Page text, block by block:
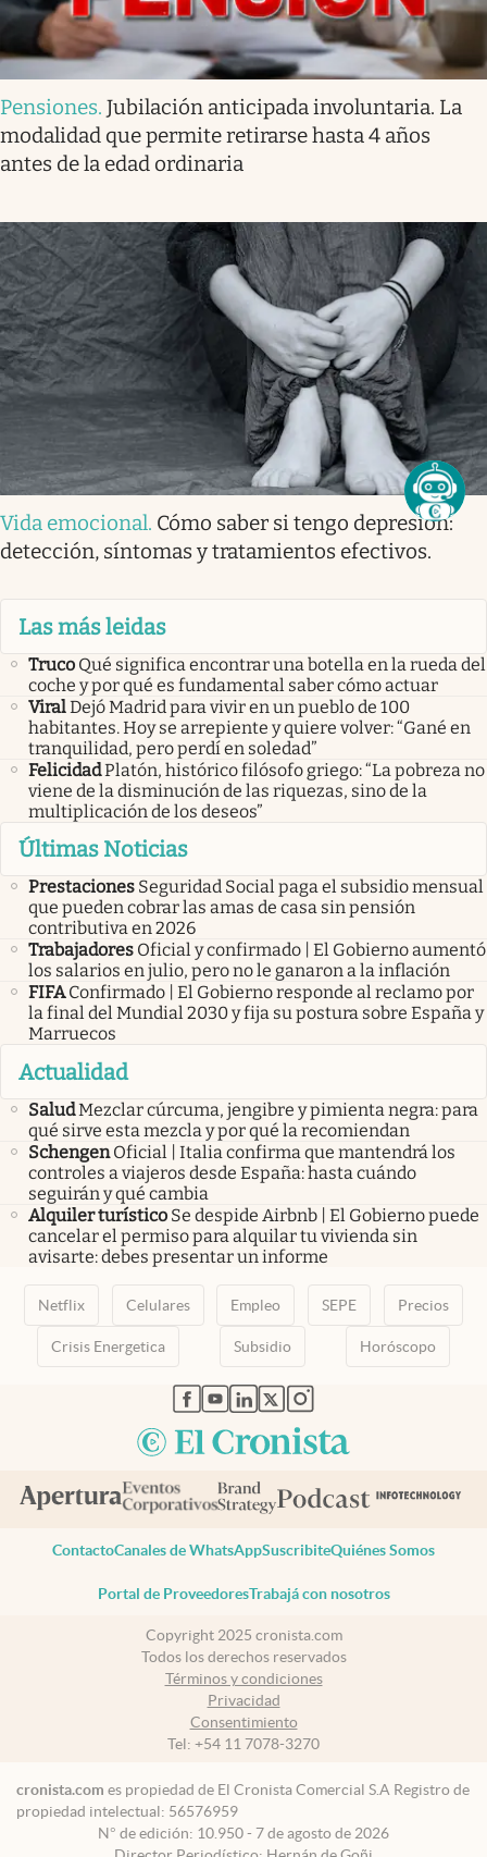
Pensiones. Jubilación anticipada involuntaria. La
modalidad que permite retirarse hasta 4 años
antes de la edad ordinaria
Vida emocional. Cómo saber si tengo depresión:
detección, síntomas y tratamientos efectivos.
Las más leidas
Truco Qué significa encontrar una botella en la rueda del
coche y por qué es fundamental saber cómo actuar
ViralDejó Madrid para vivir en un pueblo de 100
habitantes. Hoy se arrepiente y quiere volver: “Gané en
tranquilidad, pero perdí en soledad”
FelicidadPlatón, histórico filósofo griego: “La pobreza no
viene de la disminución de las riquezas, sino de la
multiplicación de los deseos”
Últimas Noticias
Prestaciones Seguridad Social paga el subsidio mensual
que pueden cobrar las amas de casa sin pensión
contributiva en 2026
Trabajadores Oficial y confirmado | El Gobierno aumentó
los salarios en julio, pero no le ganaron a la inflación
FIFA Confirmado | El Gobierno responde al reclamo por
la final del Mundial 2030 y fija su postura sobre España y
Marruecos
Actualidad
SaludMezclar cúrcuma, jengibre y pimienta negra: para
qué sirve esta mezcla y por qué la recomiendan
Schengen Oficial | Italia confirma que mantendrá los
controles a viajeros desde España: hasta cuándo
seguirán y qué cambia
Alquiler turístico Se despide Airbnb | El Gobierno puede
cancelar el permiso para alquilar tu vivienda sin
avisarte: debes presentar un informe
Netflix Celulares Empleo SEPE Precios
Crisis Energetica Subsidio Horóscopo
abre en nueva pestaña
abre en nueva pestaña
abre en nueva pestaña
abre en nueva pestaña
abre en nueva pestaña
ContactoCanales de WhatsAppSuscribiteQuiénes Somos
Portal de ProveedoresTrabajá con nosotros
Copyright 2025 cronista.com
Todos los derechos reservados
Términos y condiciones
Privacidad
Consentimiento
Tel: +54 11 7078-3270
cronista.com es propiedad de El Cronista Comercial S.A Registro de
propiedad intelectual: 56576959
N° de edición: 10.950 - 7 de agosto de 2026